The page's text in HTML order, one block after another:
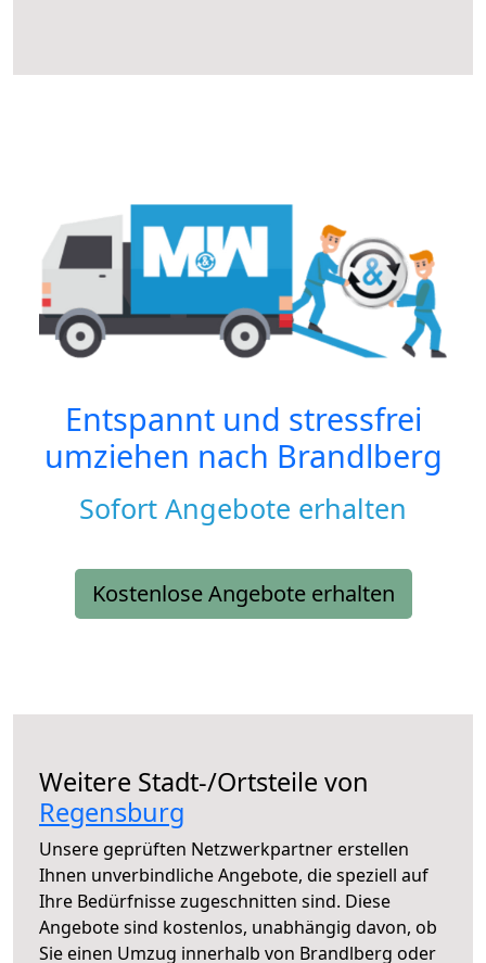
Entspannt und stressfrei
umziehen nach Brandlberg
Sofort Angebote erhalten
Kostenlose Angebote erhalten
Weitere Stadt-/Ortsteile von
Regensburg
Unsere geprüften Netzwerkpartner erstellen
Ihnen unverbindliche Angebote, die speziell auf
Ihre Bedürfnisse zugeschnitten sind. Diese
Angebote sind kostenlos, unabhängig davon, ob
Sie einen Umzug innerhalb von Brandlberg oder